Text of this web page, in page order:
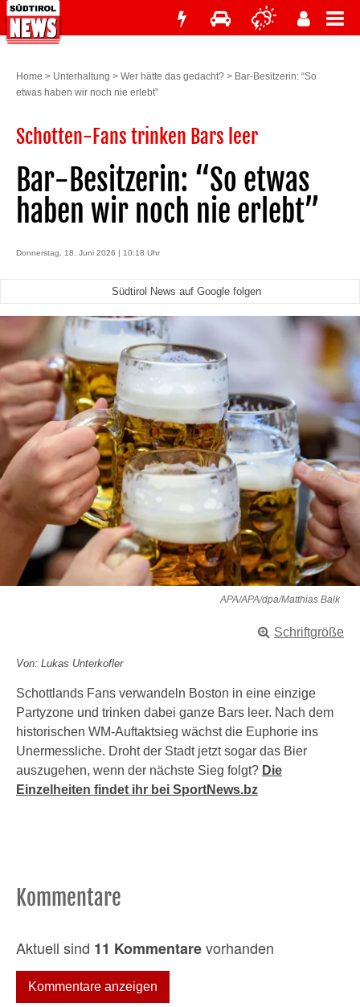
Home > Unterhaltung > Wer hätte das gedacht? > Bar-Besitzerin: “So
etwas haben wir noch nie erlebt”
Schotten-Fans trinken Bars leer
Bar-Besitzerin: “So etwas
haben wir noch nie erlebt”
Donnerstag, 18. Juni 2026 | 10:18 Uhr
Südtirol News auf Google folgen
APA/APA/dpa/Matthias Balk
Schriftgröße
Von: Lukas Unterkofler
Schottlands Fans verwandeln Boston in eine einzige
Partyzone und trinken dabei ganze Bars leer. Nach dem
historischen WM-Auftaktsieg wächst die Euphorie ins
Unermessliche. Droht der Stadt jetzt sogar das Bier
auszugehen, wenn der nächste Sieg folgt? Die
Einzelheiten findet ihr bei SportNews.bz
Kommentare
Aktuell sind 11 Kommentarevorhanden
Kommentare anzeigen